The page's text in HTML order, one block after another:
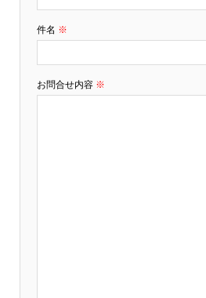
件名 ※
お問合せ内容 ※